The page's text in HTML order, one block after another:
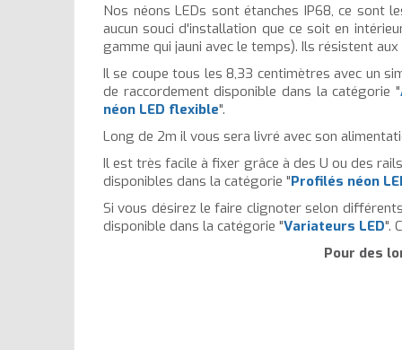
Nos néons LEDs sont étanches IP68, ce sont
aucun souci d'installation que ce soit en
gamme qui jauni avec le temps). Ils résistent
Il se coupe tous les 8,33 centimètres avec un
de raccordement disponible dans la catégorie "
néon LED flexible".
Long de 2m il vous sera livré avec son
Il est très facile à fixer grâce à des U ou des
disponibles dans la catégorie "Profilés néon
Si vous désirez le faire clignoter selon
disponible dans la catégorie "Variateurs LED".
Pour des